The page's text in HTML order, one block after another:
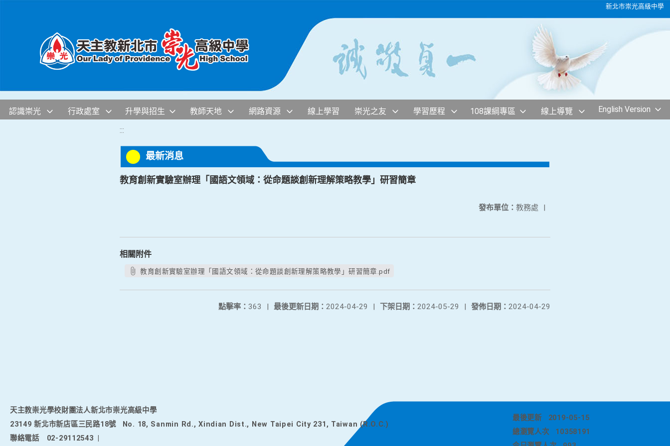
新北市崇光高級中學
認識崇光 行政處室 升學與招生 教師天地 網路資源 線上學習 崇光之友 學習歷程 108課綱專區 線上導覽 English Version
:::
最新消息
教育創新實驗室辦理「國語文領域：從命題談創新理解策略教學」研習簡章
發布單位： 教務處 |
相關附件
教育創新實驗室辦理「國語文領域：從命題談創新理解策略教學」研習簡章.pdf
發佈日期： 2024-04-29
下架日期： 2024-05-29 |
最後更新日期： 2024-04-29 |
點擊率： 363 |
天主教崇光學校財團法人新北市崇光高級中學
23149 新北市新店區三民路18號
No. 18, Sanmin Rd., Xindian Dist., New Taipei City 231, Taiwan (R.O.C.)
聯絡電話
02-29112543
最後更新
2019-05-15
總瀏覽人次
10358191